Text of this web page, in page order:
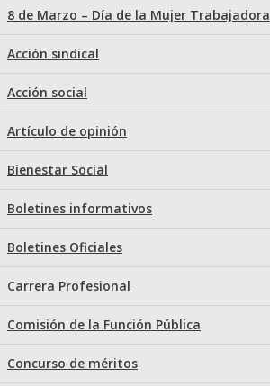
8 de Marzo – Día de la Mujer Trabajadora
Acción sindical
Acción social
Artículo de opinión
Bienestar Social
Boletines informativos
Boletines Oficiales
Carrera Profesional
Comisión de la Función Pública
Concurso de méritos